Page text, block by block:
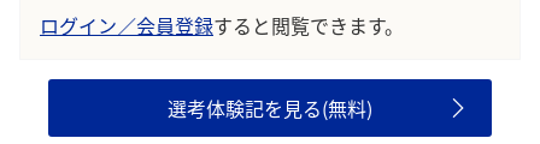
ログイン／会員登録すると閲覧できます。
選考体験記を見る(無料)